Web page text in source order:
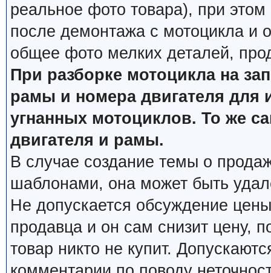
реальное фото товара), при
после демонтажа с мотоцикла и
общее фото мелких деталей,
При разборке мотоцикла на
рамы и номера двигателя для
угнанных мотоциклов. То же
двигателя и рамы.
В случае создание темы о
шаблонами, она может быть
Не допускается обсуждение
продавца и он сам снизит цену,
товар никто не купит.